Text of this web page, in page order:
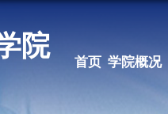
院
首页 学院概况